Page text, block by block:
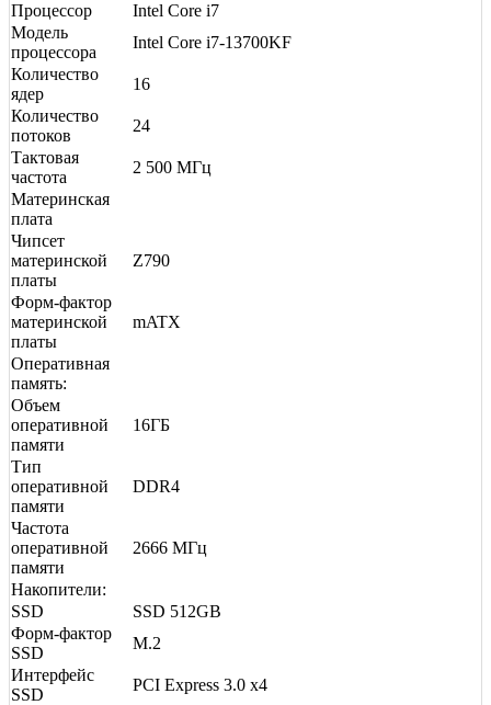
Процессор
Intel Core i7
Модель
процессора
Intel Core i7-13700KF
Количество
ядер
16
Количество
потоков
24
Тактовая
частота
2 500 МГц
Материнская
плата
Чипсет
материнской
платы
Z790
Форм-фактор
материнской
платы
mATX
Оперативная
память:
Объем
оперативной
памяти
16ГБ
Тип
оперативной
памяти
DDR4
Частота
оперативной
памяти
2666 МГц
Накопители:
SSD
SSD 512GB
Форм-фактор
SSD
M.2
Интерфейс
SSD
PCI Express 3.0 x4